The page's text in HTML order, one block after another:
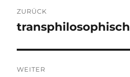
ZURÜCK
Vorheriger
WEITER